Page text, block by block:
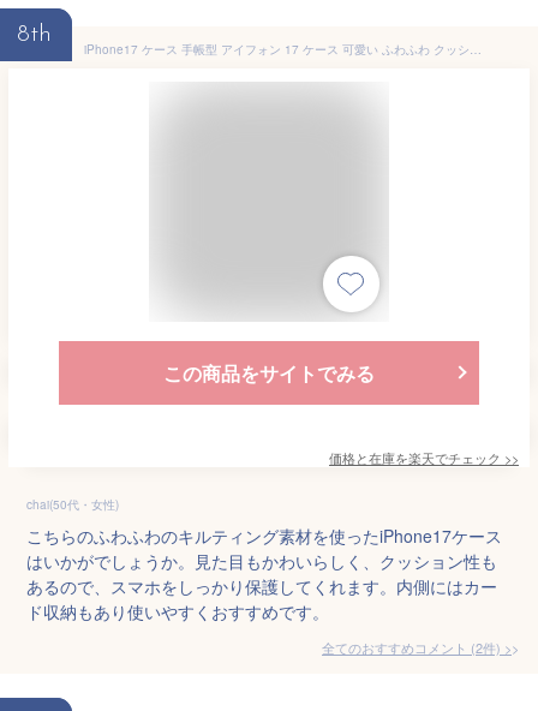
8th
iPhone17 ケース 手帳型 アイフォン 17 ケース 可愛い ふわふわ クッション 衝撃吸収 FLUFFY
この商品をサイトでみる
価格と在庫を楽天でチェック >>
chai(50代・女性)
こちらのふわふわのキルティング素材を使ったiPhone17ケース
はいかがでしょうか。見た目もかわいらしく、クッション性も
あるので、スマホをしっかり保護してくれます。内側にはカー
ド収納もあり使いやすくおすすめです。
全てのおすすめコメント (2件) >